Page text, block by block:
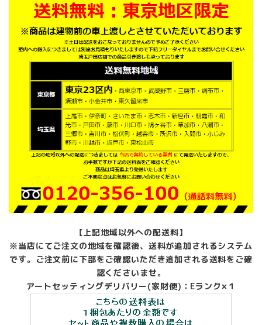
【上記地域以外への配送料】
※当店にてご注文の地域を確認後、送料が追加されるシステム
です。ご注文前に下部をご確認いただき追加される送料をご確
認くださいませ。
アートセッティングデリバリー(家財便)：Eランク×１